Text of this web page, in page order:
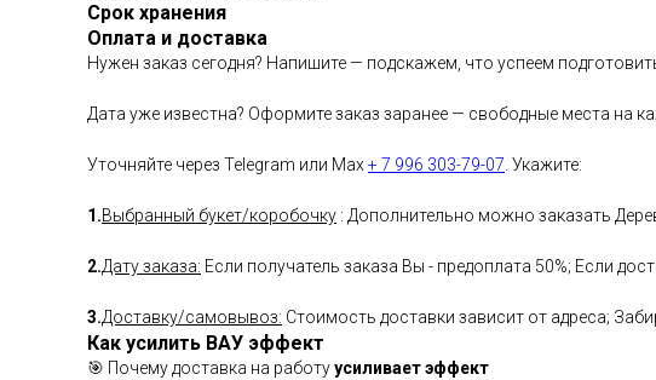
Срок хранения
Оплата и доставка
Нужен заказ сегодня? Напишите — подскажем, что успеем
Дата уже известна? Оформите заказ заранее — свободные места на
Уточняйте через Telegram или Max+ 7 996 303-79-07 . Укажите:
1.Выбранный букет/коробочку : Дополнительно можно заказать
2.Дату заказа: Если получатель заказа Вы - предоплата 50%; Если
3.Доставку/самовывоз: Стоимость доставки зависит от адреса;
Как усилить ВАУ эффект
🎯 Почему доставка на работуусиливает эффект